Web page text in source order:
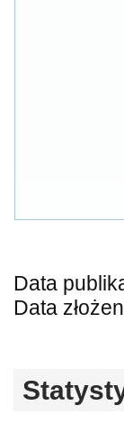
Data
Data